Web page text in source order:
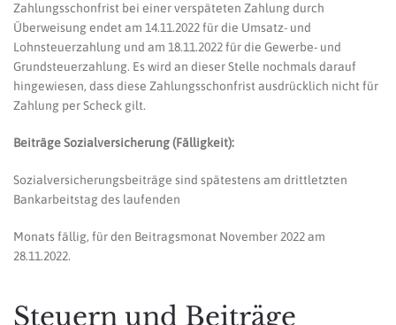
Zahlungsschonfrist bei einer verspäteten Zahlung durch
Überweisung endet am 14.11.2022 für die Umsatz- und
Lohnsteuerzahlung und am 18.11.2022 für die Gewerbe- und
Grundsteuerzahlung. Es wird an dieser Stelle nochmals darauf
hingewiesen, dass diese Zahlungsschonfrist ausdrücklich nicht für
Zahlung per Scheck gilt.
Beiträge Sozialversicherung (Fälligkeit):
Sozialversicherungsbeiträge sind spätestens am drittletzten
Bankarbeitstag des laufenden
Monats fällig, für den Beitragsmonat November 2022 am
28.11.2022.
Steuern und Beiträge